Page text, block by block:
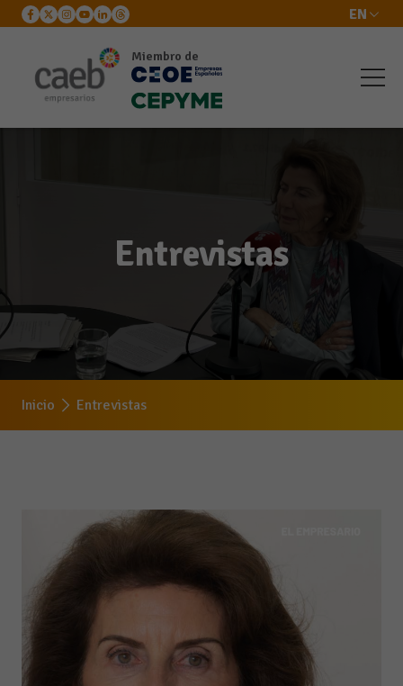
EN
Miembro de
Entrevistas
Inicio Entrevistas